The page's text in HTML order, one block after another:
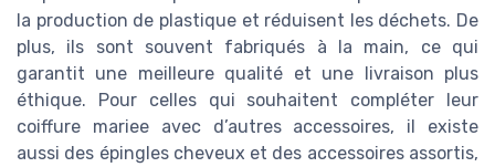
la production de plastique et réduisent les déchets. De
plus, ils sont souvent fabriqués à la main, ce qui
garantit une meilleure qualité et une livraison plus
éthique. Pour celles qui souhaitent compléter leur
coiffure mariee avec d’autres accessoires, il existe
aussi des épingles cheveux et des accessoires assortis,